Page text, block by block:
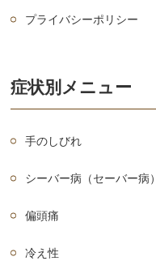
プライバシーポリシー
症状別メニュー
手のしびれ
シーバー病（セーバー病）
偏頭痛
冷え性